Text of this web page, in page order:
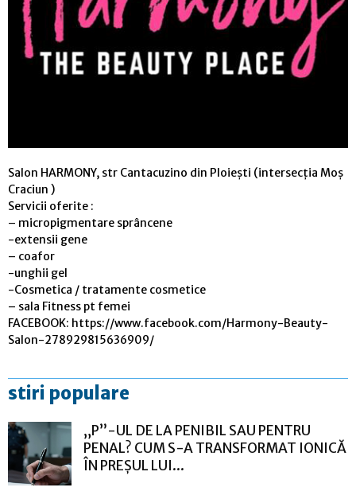
Salon HARMONY, str Cantacuzino din Ploiești (intersecția Moș
Craciun )
Servicii oferite :
– micropigmentare sprâncene
-extensii gene
– coafor
-unghii gel
-Cosmetica / tratamente cosmetice
– sala Fitness pt femei
FACEBOOK: https://www.facebook.com/Harmony-Beauty-
Salon-278929815636909/
stiri populare
„P”-UL DE LA PENIBIL SAU PENTRU
PENAL? CUM S-A TRANSFORMAT IONICĂ
ÎN PREȘUL LUI...